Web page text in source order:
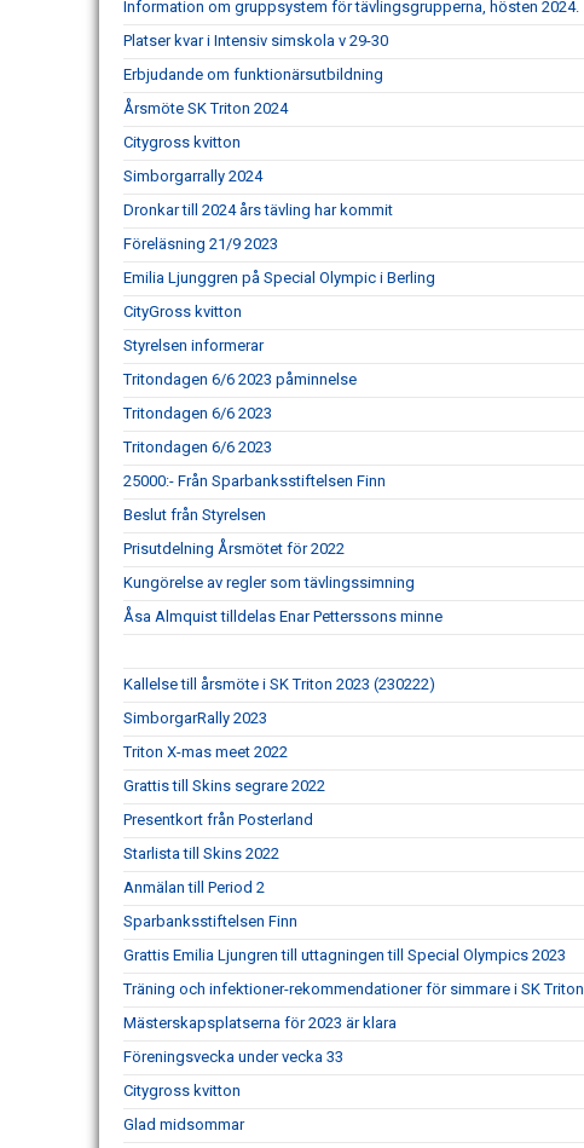
Information om gruppsystem för tävlingsgrupperna, hösten 2024.
Platser kvar i Intensiv simskola v 29-30
Erbjudande om funktionärsutbildning
Årsmöte SK Triton 2024
Citygross kvitton
Simborgarrally 2024
Dronkar till 2024 års tävling har kommit
Föreläsning 21/9 2023
Emilia Ljunggren på Special Olympic i Berling
CityGross kvitton
Styrelsen informerar
Tritondagen 6/6 2023 påminnelse
Tritondagen 6/6 2023
Tritondagen 6/6 2023
25000:- Från Sparbanksstiftelsen Finn
Beslut från Styrelsen
Prisutdelning Årsmötet för 2022
Kungörelse av regler som tävlingssimning
Åsa Almquist tilldelas Enar Petterssons minne
Kallelse till årsmöte i SK Triton 2023 (230222)
SimborgarRally 2023
Triton X-mas meet 2022
Grattis till Skins segrare 2022
Presentkort från Posterland
Starlista till Skins 2022
Anmälan till Period 2
Sparbanksstiftelsen Finn
Grattis Emilia Ljungren till uttagningen till Special Olympics 2023
Träning och infektioner-rekommendationer för simmare i SK Triton
Mästerskapsplatserna för 2023 är klara
Föreningsvecka under vecka 33
Citygross kvitton
Glad midsommar